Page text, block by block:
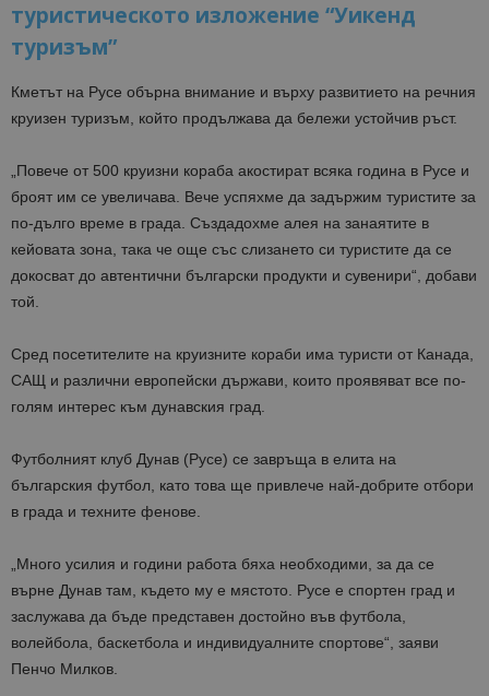
туристическото изложение “Уикенд
туризъм”
Кметът на Русе обърна внимание и върху развитието на речния
круизен туризъм, който продължава да бележи устойчив ръст.
„Повече от 500 круизни кораба акостират всяка година в Русе и
броят им се увеличава. Вече успяхме да задържим туристите за
по-дълго време в града. Създадохме алея на занаятите в
кейовата зона, така че още със слизането си туристите да се
докосват до автентични български продукти и сувенири“, добави
той.
Сред посетителите на круизните кораби има туристи от Канада,
САЩ и различни европейски държави, които проявяват все по-
голям интерес към дунавския град.
Футболният клуб Дунав (Русе) се завръща в елита на
българския футбол, като това ще привлече най-добрите отбори
в града и техните фенове.
„Много усилия и години работа бяха необходими, за да се
върне Дунав там, където му е мястото. Русе е спортен град и
заслужава да бъде представен достойно във футбола,
волейбола, баскетбола и индивидуалните спортове“, заяви
Пенчо Милков.